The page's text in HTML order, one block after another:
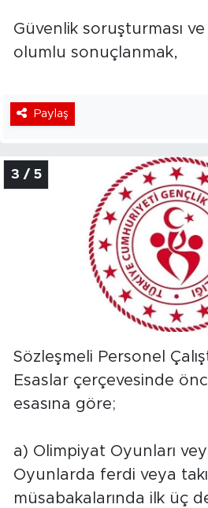
Güvenlik soruşturması ve
olumlu sonuçlanmak,
Paylaş
3 / 5
Sözleşmeli Personel
Esaslar çerçevesinde
esasına göre;
a) Olimpiyat Oyunları
Oyunlarda ferdi veya
müsabakalarında ilk üç